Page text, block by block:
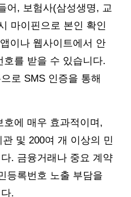
어, 보험사(삼성생명, 교
마이핀으로 본인 확인
이나 웹사이트에서 안
호를 받을 수 있습니다.
로 SMS 인증을 통해
호에 매우 효과적이며,
및 200여 개 이상의 민
. 금융거래나 중요 계약
등록번호 노출 부담을
.